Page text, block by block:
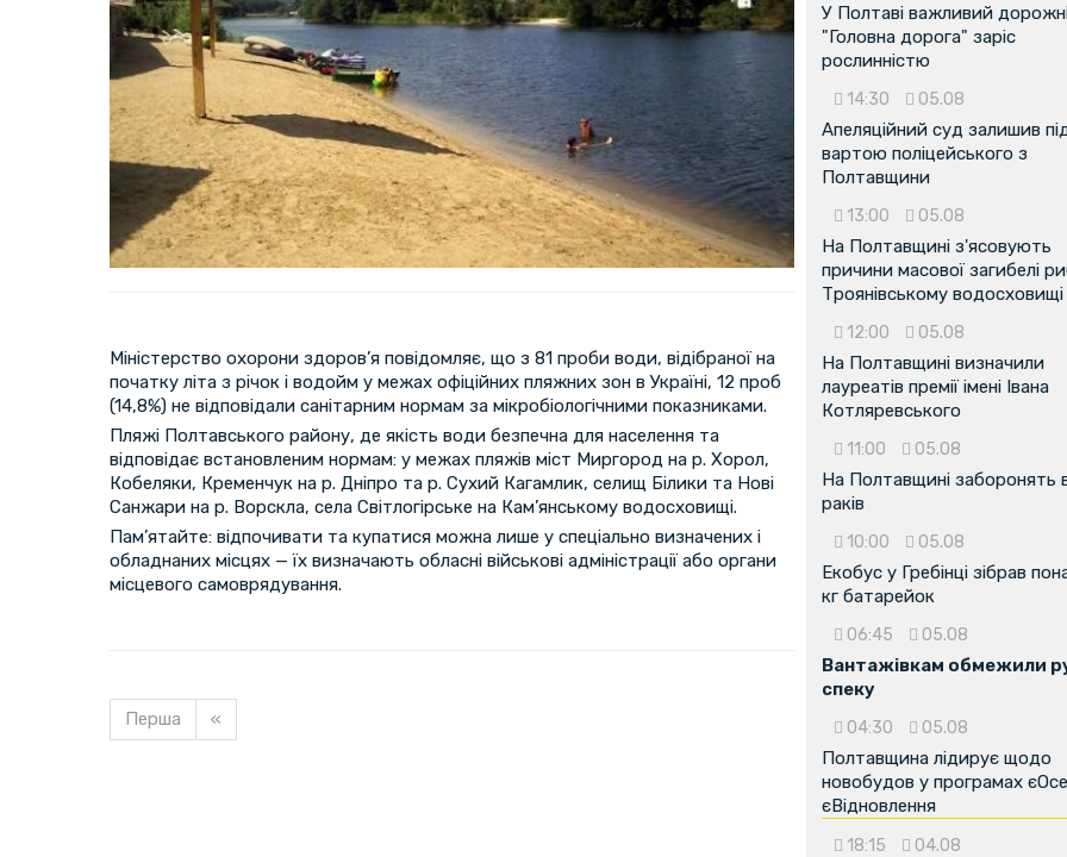
Міністерство охорони здоров’я повідомляє, що з 81 проби води, відібраної на
початку літа з річок і водойм у межах офіційних пляжних зон в Україні, 12 проб
(14,8%) не відповідали санітарним нормам за мікробіологічними показниками.
Пляжі Полтавського району, де якість води безпечна для населення та
відповідає встановленим нормам: у межах пляжів міст Миргород на р. Хорол,
Кобеляки, Кременчук на р. Дніпро та р. Сухий Кагамлик, селищ Білики та Нові
Санжари на р. Ворскла, села Світлогірське на Кам’янському водосховищі.
Пам’ятайте: відпочивати та купатися можна лише у спеціально визначених і
обладнаних місцях — їх визначають обласні військові адміністрації або органи
місцевого самоврядування.
Перша «
У Полтаві важливий
"Головна дорога" заріс
рослинністю
14:30 05.08
Апеляційний суд залишив
вартою поліцейського з
Полтавщини
13:00 05.08
На Полтавщині з'ясовують
причини масової загибелі
Троянівському водосховищі
12:00 05.08
На Полтавщині визначили
лауреатів премії імені Івана
Котляревського
11:00 05.08
На Полтавщині заборонять
раків
10:00 05.08
Екобус у Гребінці зібрав
кг батарейок
06:45 05.08
Вантажівкам обмежили
спеку
04:30 05.08
Полтавщина лідирує щодо
новобудов у програмах
єВідновлення
18:15 04.08